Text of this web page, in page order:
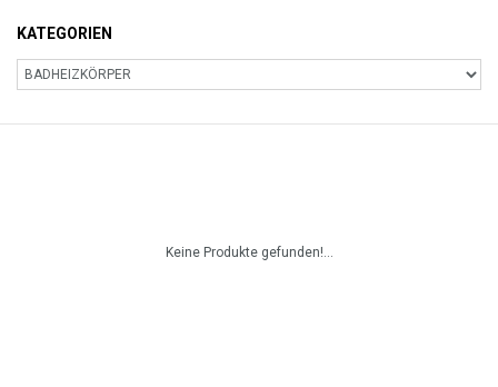
KATEGORIEN
Keine Produkte gefunden!...